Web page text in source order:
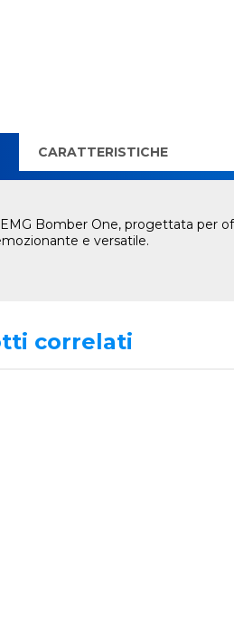
CARATTERISTICHE
Bomber One, progettata per
e versatile.
correlati